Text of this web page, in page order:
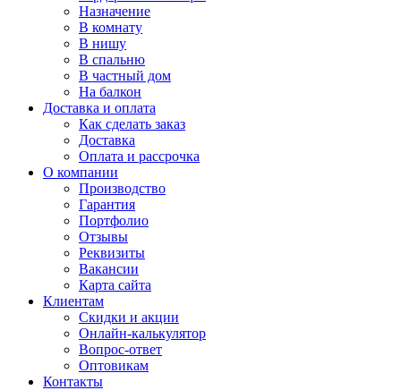
Назначение
В комнату
В нишу
В спальню
В частный дом
На балкон
Доставка и оплата
Как сделать заказ
Доставка
Оплата и рассрочка
О компании
Производство
Гарантия
Портфолио
Отзывы
Реквизиты
Вакансии
Карта сайта
Клиентам
Скидки и акции
Онлайн-калькулятор
Вопрос-ответ
Оптовикам
Контакты